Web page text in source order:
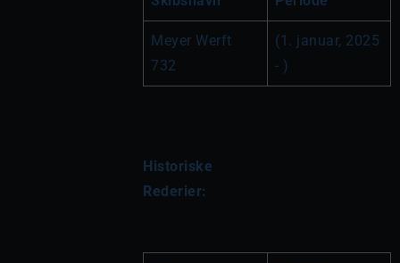
Meyer Werft
732
(1. januar, 2025
- )
Historiske
Rederier: